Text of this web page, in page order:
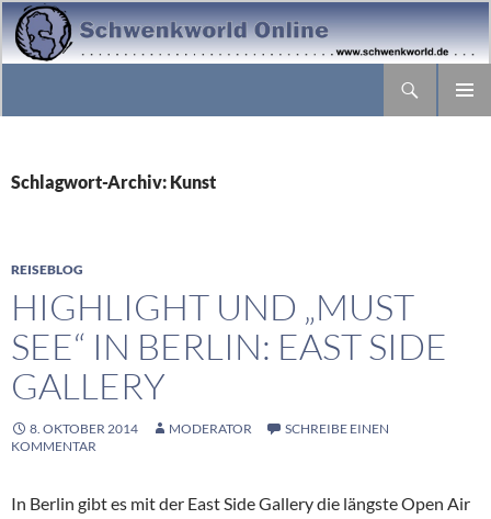
Schlagwort-Archiv: Kunst
REISEBLOG
HIGHLIGHT UND „MUST
SEE“ IN BERLIN: EAST SIDE
GALLERY
8. OKTOBER 2014 MODERATOR
SCHREIBE EINEN
KOMMENTAR
In Berlin gibt es mit der East Side Gallery die längste Open Air